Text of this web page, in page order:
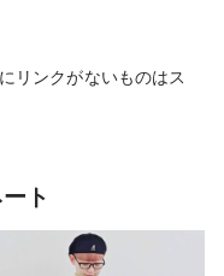
リンクがないものはス
ト